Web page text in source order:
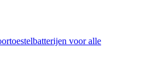
voor alle